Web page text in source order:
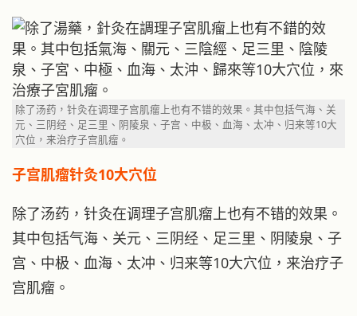
除了汤药，针灸在调理子宫肌瘤上也有不错的效果。其中包括气海、关
元、三阴经、足三里、阴陵泉、子宫、中极、血海、太冲、归来等10大
穴位，来治疗子宫肌瘤。
子宫肌瘤针灸10大穴位
除了汤药，针灸在调理子宫肌瘤上也有不错的效果。
其中包括气海、关元、三阴经、足三里、阴陵泉、子
宫、中极、血海、太冲、归来等10大穴位，来治疗子
宫肌瘤。